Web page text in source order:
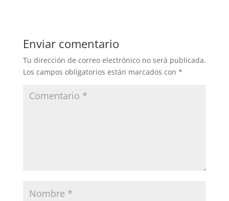
Enviar comentario
Tu dirección de correo electrónico no será publicada.
Los campos obligatorios están marcados con *